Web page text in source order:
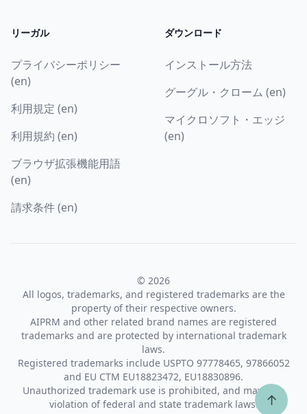
リーガル
プライバシーポリシー
(en)
利用規定 (en)
利用規約 (en)
ブラウザ拡張機能用語
(en)
請求条件 (en)
ダウンロード
インストール方法
グーグル・クローム (en)
マイクロソフト・エッジ
(en)
© 2026
All logos, trademarks, and registered trademarks are the
property of their respective owners.
AIPRM and other related brand names are registered
trademarks and are protected by international trademark
laws.
Registered trademarks include USPTO 97778465, 97866052
and EU CTM EU18823472, EU18830896.
Unauthorized trademark use is prohibited, and may be a
violation of federal and state trademark laws.
↑